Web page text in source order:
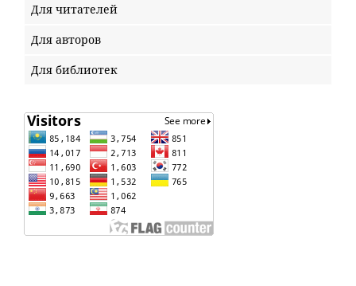
Для читателей
Для авторов
Для библиотек